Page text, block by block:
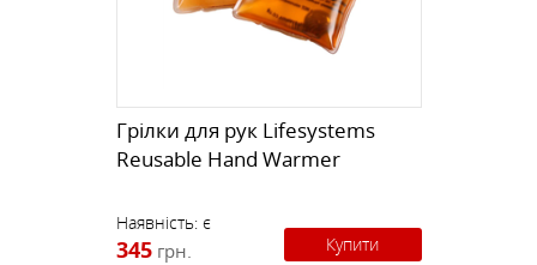
Грілки для рук Lifesystems
Reusable Hand Warmer
Наявність: є
345 грн. Купити